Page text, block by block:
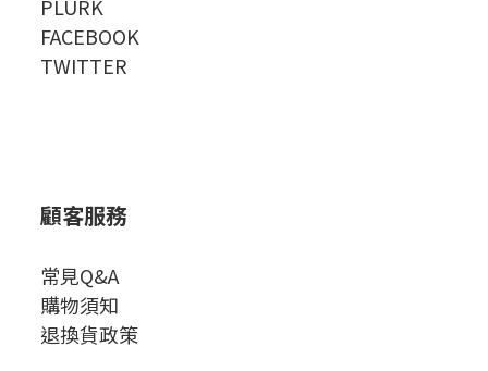
PLURK
FACEBOOK
TWITTER
顧客服務
常見Q&A
購物須知
退換貨政策